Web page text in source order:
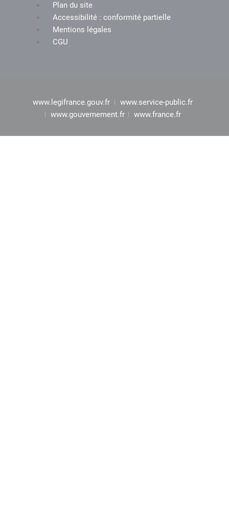
Plan du site
Accessibilité : conformité partielle
Mentions légales
CGU
www.legifrance.gouv.fr
www.service-public.fr
www.gouvernement.fr
www.france.fr